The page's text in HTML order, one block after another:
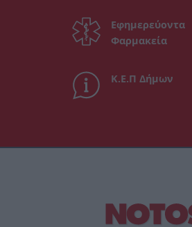
Εφημερεύοντα
Φαρμακεία
Κ.Ε.Π Δήμων